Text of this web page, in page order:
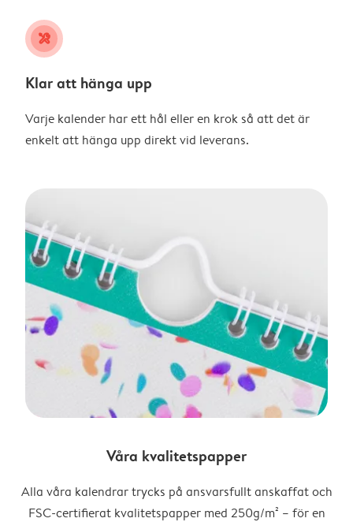
tools
Klar att hänga upp
Varje kalender har ett hål eller en krok så att det är
enkelt att hänga upp direkt vid leverans.
Våra kvalitetspapper
Alla våra kalendrar trycks på ansvarsfullt anskaffat och
FSC-certifierat kvalitetspapper med 250g/m² – för en